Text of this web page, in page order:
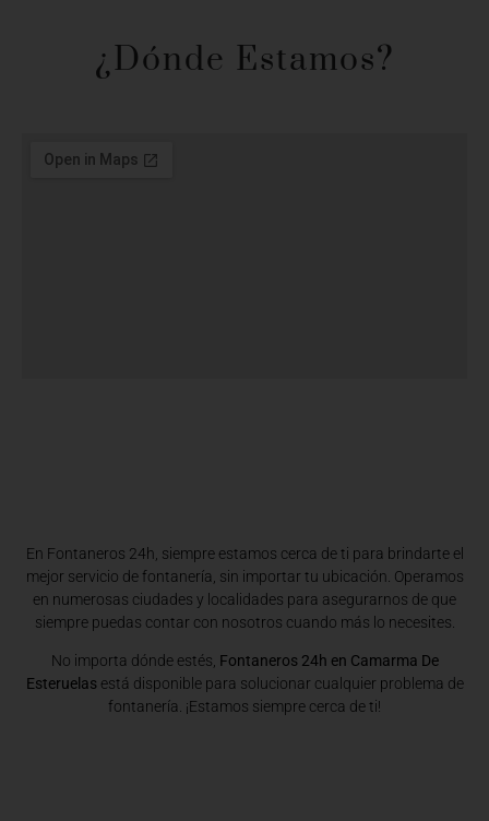
¿Dónde Estamos?​
En Fontaneros 24h, siempre estamos cerca de ti para brindarte el
mejor servicio de fontanería, sin importar tu ubicación. Operamos
en numerosas ciudades y localidades para asegurarnos de que
siempre puedas contar con nosotros cuando más lo necesites.
No importa dónde estés, Fontaneros 24h en Camarma De
Esteruelasestá disponible para solucionar cualquier problema de
fontanería. ¡Estamos siempre cerca de ti!